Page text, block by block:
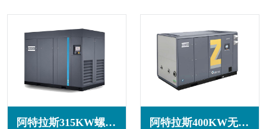
阿特拉斯315KW螺杆空压机G315系列 阿特拉斯400KW无油旋齿空压机ZR400系列